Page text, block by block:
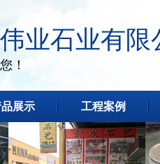
业石业有限
！
展示 工程案例